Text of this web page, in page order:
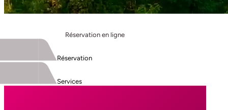
Réservation en ligne
Réservation
Services